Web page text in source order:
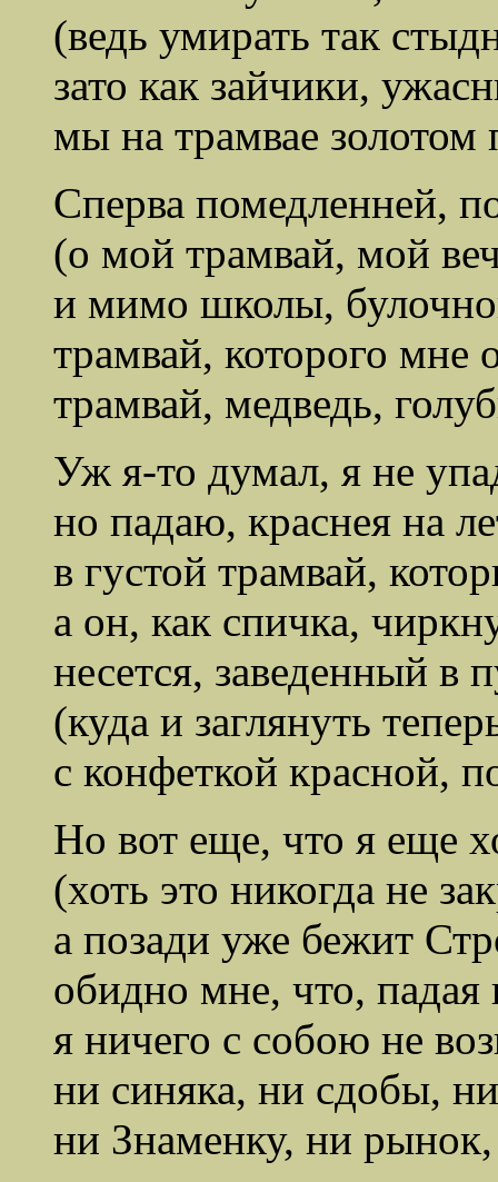
(ведь умирать так
зато как зайчики,
мы на трамвае золотом
Сперва помедленней,
(о мой трамвай, мой
и мимо школы,
трамвай, которого мне
трамвай, медведь,
Уж я-то думал, я не
но падаю, краснея на
в густой трамвай,
а он, как спичка,
несется, заведенный в
(куда и заглянуть
с конфеткой красной,
Но вот еще, что я еще
(хоть это никогда не
а позади уже бежит
обидно мне, что, падая
я ничего с собою не
ни синяка, ни сдобы,
ни Знаменку, ни